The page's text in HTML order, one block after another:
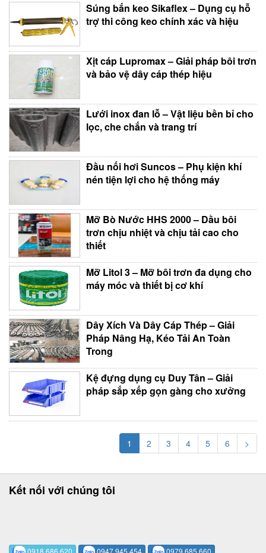
Súng bắn keo Sikaflex – Dụng cụ hỗ
trợ thi công keo chính xác và hiệu
Xịt cáp Lupromax – Giải pháp bôi trơn
và bảo vệ dây cáp thép hiệu
Lưới inox đan lỗ – Vật liệu bền bỉ cho
lọc, che chắn và trang trí
Đầu nối hơi Suncos – Phụ kiện khí
nén tiện lợi cho hệ thống máy
Mỡ Bò Nước HHS 2000 – Dầu bôi
trơn chịu nhiệt và chịu tải cao cho
thiết
Mỡ Litol 3 – Mỡ bôi trơn đa dụng cho
máy móc và thiết bị cơ khí
Dây Xích Và Dây Cáp Thép – Giải
Pháp Nâng Hạ, Kéo Tải An Toàn
Trong
Kệ đựng dụng cụ Duy Tân – Giải
pháp sắp xếp gọn gàng cho xưởng
1 2 3 4 5 6 >
Kết nối với chúng tôi
0918 686 620 0947 945 454 0979 685 660